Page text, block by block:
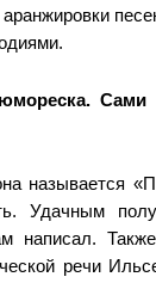
называется
Удачным
написал.
речи